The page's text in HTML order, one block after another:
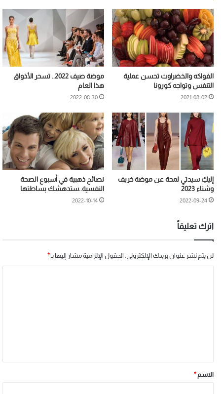
الفواكه والخضراوت تحسن عملية
التنفس وتواجه كورونا
2021-08-02
موضة صيف 2022.. تسحر الأذواق
هذا العام
2022-08-30
إليكِ سيدتي لمحة عن موضة خريف
وشتاء 2023
2022-09-24
نصائح ذهبية في أسبوع الصحة
النفسية..ستدهشك بساطتها
2022-10-14
اترك تعليقاً
لن يتم نشر عنوان بريدك الإلكتروني. الحقول الإلزامية مشار إليها بـ *
الاسم *